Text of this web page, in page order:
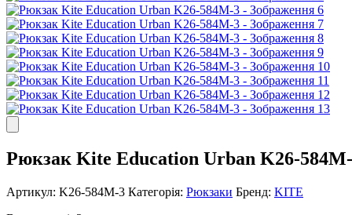
Рюкзак Kite Education Urban K26-
Артикул: K26-584M-3 Категорія: Рюкзаки Бренд: KITE